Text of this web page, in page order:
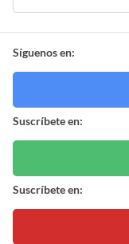
Síguenos en:
Suscríbete en:
Suscríbete en: